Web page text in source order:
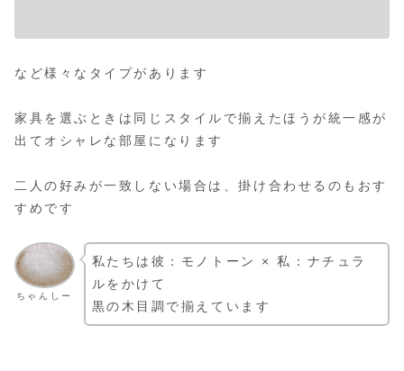
など様々なタイプがあります
家具を選ぶときは同じスタイルで揃えたほうが統一感が
出てオシャレな部屋になります
二人の好みが一致しない場合は、掛け合わせるのもおす
すめです
ちゃんしー
私たちは彼：モノトーン × 私：ナチュラ
ルをかけて
黒の木目調で揃えています